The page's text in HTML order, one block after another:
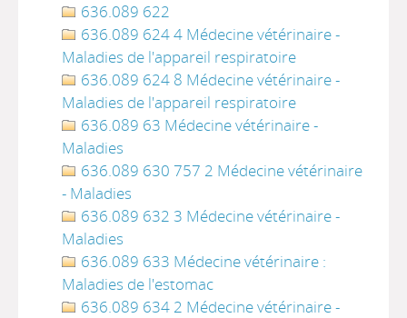
636.089 622
636.089 624 4 Médecine vétérinaire -
Maladies de l'appareil respiratoire
636.089 624 8 Médecine vétérinaire -
Maladies de l'appareil respiratoire
636.089 63 Médecine vétérinaire -
Maladies
636.089 630 757 2 Médecine vétérinaire
- Maladies
636.089 632 3 Médecine vétérinaire -
Maladies
636.089 633 Médecine vétérinaire :
Maladies de l'estomac
636.089 634 2 Médecine vétérinaire -